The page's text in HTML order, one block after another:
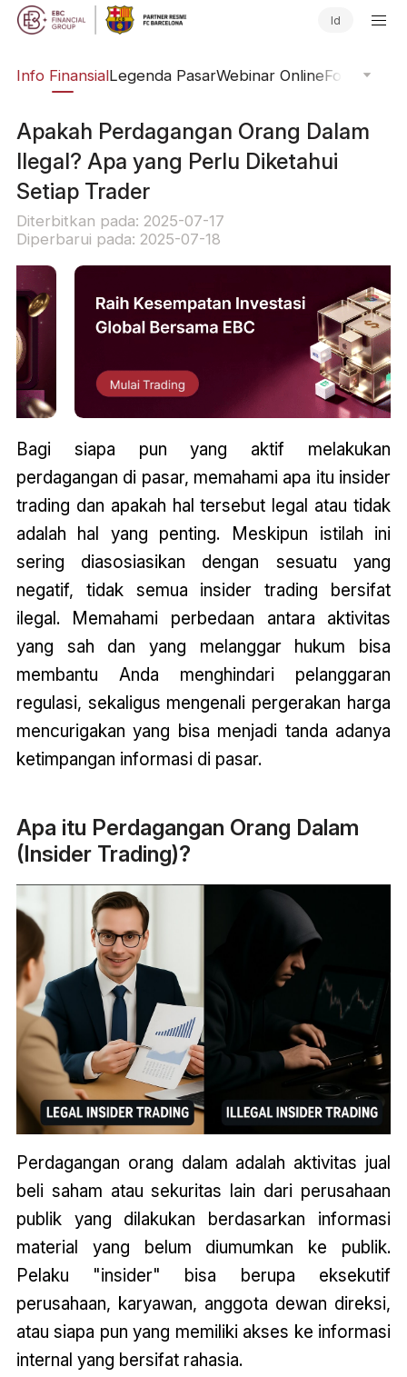
Id
Info FinansialLegenda PasarWebinar OnlineFokus
Apakah Perdagangan Orang Dalam
Ilegal? Apa yang Perlu Diketahui
Setiap Trader
Diterbitkan pada: 2025-07-17
Diperbarui pada: 2025-07-18
Bagi siapa pun yang aktif melakukan
perdagangan di pasar, memahami apa itu insider
trading dan apakah hal tersebut legal atau tidak
adalah hal yang penting. Meskipun istilah ini
sering diasosiasikan dengan sesuatu yang
negatif, tidak semua insider trading bersifat
ilegal. Memahami perbedaan antara aktivitas
yang sah dan yang melanggar hukum bisa
membantu Anda menghindari pelanggaran
regulasi, sekaligus mengenali pergerakan harga
mencurigakan yang bisa menjadi tanda adanya
ketimpangan informasi di pasar.
Apa itu Perdagangan Orang Dalam
(Insider Trading)?
Perdagangan orang dalam adalah aktivitas jual
beli saham atau sekuritas lain dari perusahaan
publik yang dilakukan berdasarkan informasi
material yang belum diumumkan ke publik.
Pelaku "insider" bisa berupa eksekutif
perusahaan, karyawan, anggota dewan direksi,
atau siapa pun yang memiliki akses ke informasi
internal yang bersifat rahasia.